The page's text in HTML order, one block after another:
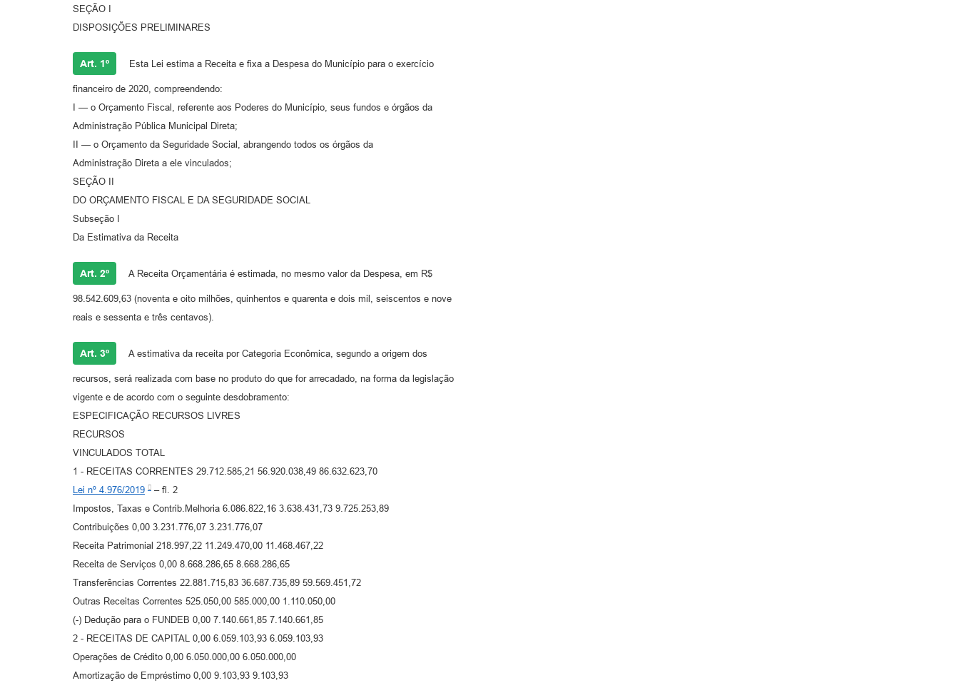
SEÇÃO I
DISPOSIÇÕES PRELIMINARES
Art. 1º Esta Lei estima a Receita e fixa a Despesa do Município para o exercício
financeiro de 2020, compreendendo:
I — o Orçamento Fiscal, referente aos Poderes do Município, seus fundos e órgãos da
Administração Pública Municipal Direta;
II — o Orçamento da Seguridade Social, abrangendo todos os órgãos da
Administração Direta a ele vinculados;
SEÇÃO II
DO ORÇAMENTO FISCAL E DA SEGURIDADE SOCIAL
Subseção I
Da Estimativa da Receita
Art. 2º A Receita Orçamentária é estimada, no mesmo valor da Despesa, em R$
98.542.609,63 (noventa e oito milhões, quinhentos e quarenta e dois mil, seiscentos e nove
reais e sessenta e três centavos).
Art. 3º A estimativa da receita por Categoria Econômica, segundo a origem dos
recursos, será realizada com base no produto do que for arrecadado, na forma da legislação
vigente e de acordo com o seguinte desdobramento:
ESPECIFICAÇÃO RECURSOS LIVRES
RECURSOS
VINCULADOS TOTAL
1 - RECEITAS CORRENTES 29.712.585,21 56.920.038,49 86.632.623,70
Lei nº 4.976/2019
– fl. 2
Impostos, Taxas e Contrib.Melhoria 6.086.822,16 3.638.431,73 9.725.253,89
Contribuições 0,00 3.231.776,07 3.231.776,07
Receita Patrimonial 218.997,22 11.249.470,00 11.468.467,22
Receita de Serviços 0,00 8.668.286,65 8.668.286,65
Transferências Correntes 22.881.715,83 36.687.735,89 59.569.451,72
Outras Receitas Correntes 525.050,00 585.000,00 1.110.050,00
(-) Dedução para o FUNDEB 0,00 7.140.661,85 7.140.661,85
2 - RECEITAS DE CAPITAL 0,00 6.059.103,93 6.059.103,93
Operações de Crédito 0,00 6.050.000,00 6.050.000,00
Amortização de Empréstimo 0,00 9.103,93 9.103,93